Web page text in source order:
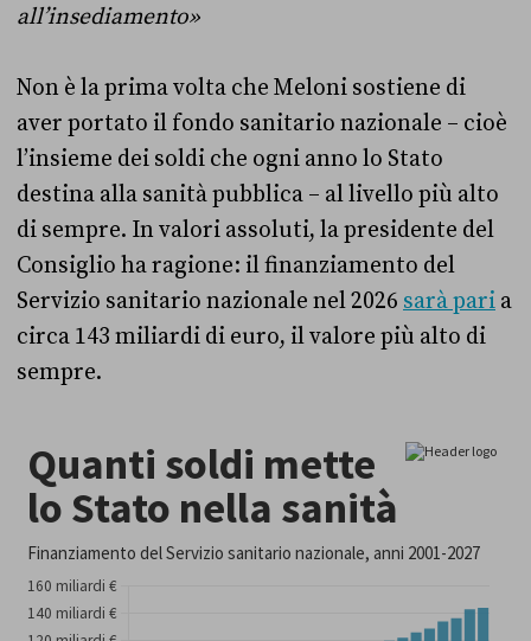
all’insediamento»
Non è la prima volta che Meloni sostiene di
aver portato il fondo sanitario nazionale – cioè
l’insieme dei soldi che ogni anno lo Stato
destina alla sanità pubblica – al livello più alto
di sempre. In valori assoluti, la presidente del
Consiglio ha ragione: il finanziamento del
Servizio sanitario nazionale nel 2026 sarà pari a
circa 143 miliardi di euro, il valore più alto di
sempre.